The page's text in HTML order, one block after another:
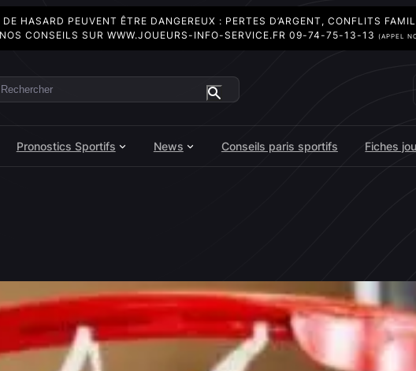
DE HASARD PEUVENT ÊTRE DANGEREUX : PERTES D’ARGENT, CONFLITS
CONSEILS SUR WWW.JOUEURS-INFO-SERVICE.FR 09-74-75-13-13 (APPEL
Pronostics Sportifs News Conseils paris sportifs Fiches